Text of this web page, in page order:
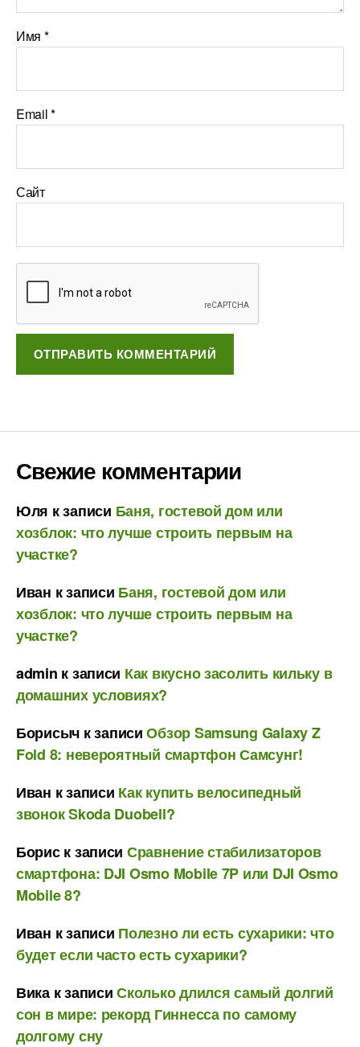
Имя *
Email*
Сайт
Свежие комментарии
Юля к записи Баня, гостевой дом или
хозблок: что лучше строить первым на
участке?
Иван к записи Баня, гостевой дом или
хозблок: что лучше строить первым на
участке?
admin к записи Как вкусно засолить кильку в
домашних условиях?
Борисыч к записиОбзор Samsung Galaxy Z
Fold 8: невероятный смартфон Самсунг!
Иван к записи Как купить велосипедный
звонок Skoda Duobell?
Бориск записи Сравнение стабилизаторов
смартфона: DJI Osmo Mobile 7P или DJI Osmo
Mobile 8?
Иван к записи Полезно ли есть сухарики: что
будет если часто есть сухарики?
Викак записиСколько длился самый долгий
сон в мире: рекорд Гиннесса по самому
долгому сну